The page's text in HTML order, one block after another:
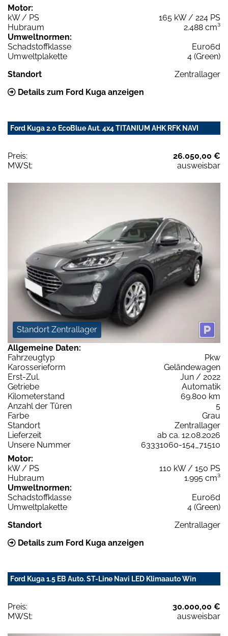
Motor:
kW / PS
165 kW / 224 PS
Hubraum
2.488 cm³
Umweltnormen:
Schadstoffklasse
Euro6d
Umweltplakette
4 (Green)
Standort
Zentrallager
Details zum Ford Kuga anzeigen
Ford Kuga 2.0 EcoBlue Aut. 4x4 TITANIUM AHK RFK NAVI
Preis:
26.050,00 €
MWSt:
ausweisbar
Standort Zentrallager
Allgemeine Daten:
Fahrzeugtyp
Pkw
Karosserieform
Geländewagen
Erst-Zul.
Jun / 2022
Getriebe
Automatik
Kilometerstand
69.800 km
Anzahl der Türen
5
Farbe
Grau
Standort
Zentrallager
Lieferzeit
ab ca. 12.08.2026
Unsere Nummer
63331060-154_71510
Motor:
kW / PS
110 kW / 150 PS
Hubraum
1.995 cm³
Umweltnormen:
Schadstoffklasse
Euro6d
Umweltplakette
4 (Green)
Standort
Zentrallager
Details zum Ford Kuga anzeigen
Ford Kuga 1.5 EB Auto. ST-Line Navi LED Klimaauto Win
Preis:
30.000,00 €
MWSt:
ausweisbar